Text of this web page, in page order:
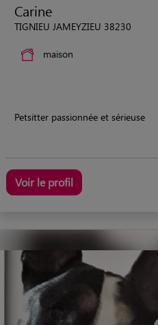
Carine
TIGNIEU JAMEYZIEU 38230
maison
Petsitter passionnée et sérieuse
Voir le profil